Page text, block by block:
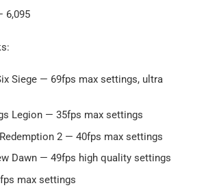
6,095
Siege — 69fps max settings, ultra
Legion — 35fps max settings
2 — 40fps max settings
Dawn — 49fps high quality settings
max settings